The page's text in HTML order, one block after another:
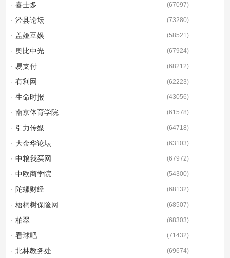
· 喜士多 (67097)
· 泾县论坛 (73280)
· 盖娅互娱 (58521)
· 奥比中光 (67924)
· 易支付 (68212)
· 有利网 (62223)
· 生命时报 (43056)
· 南京体育学院 (61578)
· 引力传媒 (64718)
· 大金华论坛 (63103)
· 中粮我买网 (67972)
· 中欧商学院 (54300)
· 陀螺财经 (68132)
· 梧桐树保险网 (68507)
· 柏翠 (68303)
· 看球吧 (71432)
· 北林教务处 (69674)